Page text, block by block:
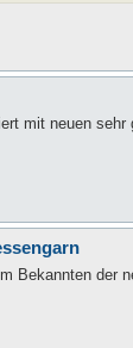
mit neuen
Bekannten der